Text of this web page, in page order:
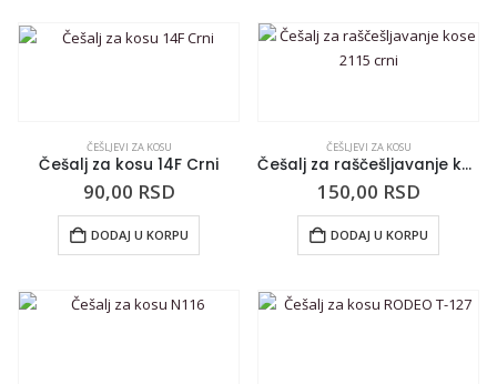
ČEŠLJEVI ZA KOSU
Češalj za kosu 14F Crni
90,00 RSD
DODAJ U KORPU
ČEŠLJEVI ZA KOSU
Češalj za raščešljavanje kose 2115 crni
150,00 RSD
DODAJ U KORPU